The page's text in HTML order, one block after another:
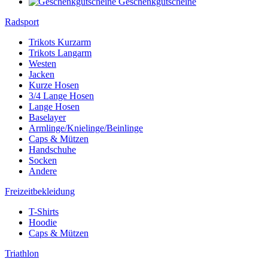
Radsport
Trikots Kurzarm
Trikots Langarm
Westen
Jacken
Kurze Hosen
3/4 Lange Hosen
Lange Hosen
Baselayer
Armlinge/Knielinge/Beinlinge
Caps & Mützen
Handschuhe
Socken
Andere
Freizeitbekleidung
T-Shirts
Hoodie
Caps & Mützen
Triathlon